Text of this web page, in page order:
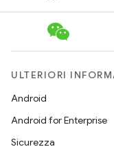
ULTERIORI
Android
Android for Enterprise
Sicurezza